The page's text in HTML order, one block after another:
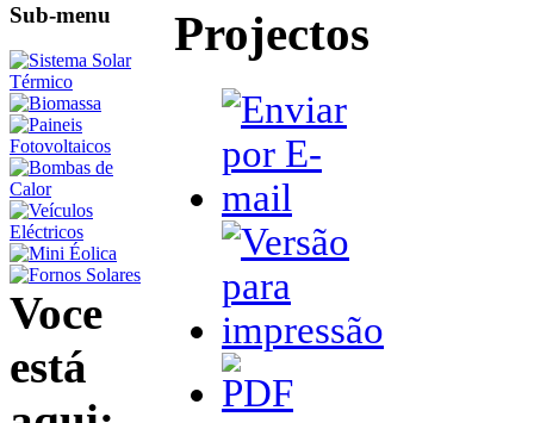
Sub-menu Projectos
Voce
está